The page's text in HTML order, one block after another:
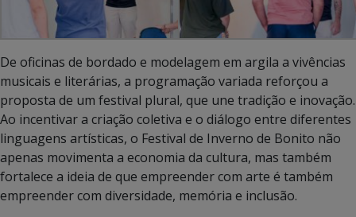
De oficinas de bordado e modelagem em argila a vivências
musicais e literárias, a programação variada reforçou a
proposta de um festival plural, que une tradição e inovação.
Ao incentivar a criação coletiva e o diálogo entre diferentes
linguagens artísticas, o Festival de Inverno de Bonito não
apenas movimenta a economia da cultura, mas também
fortalece a ideia de que empreender com arte é também
empreender com diversidade, memória e inclusão.